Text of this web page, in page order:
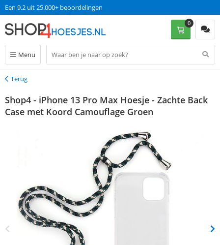
Een 9.2 uit 25.000+ beoordelingen
Menu
0
Terug
Terug
Shop4 - iPhone 13 Pro Max Hoesje - Zachte Back
Case met Koord Camouflage Groen